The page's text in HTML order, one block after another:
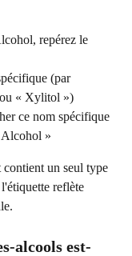
repérez le
(par
« Xylitol »)
ce nom spécifique
Alcohol »
un seul type
reflète
alcools est-